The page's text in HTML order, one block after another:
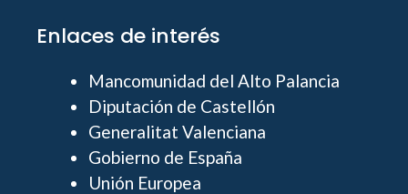
Enlaces de interés
Mancomunidad del Alto Palancia
Diputación de Castellón
Generalitat Valenciana
Gobierno de España
Unión Europea